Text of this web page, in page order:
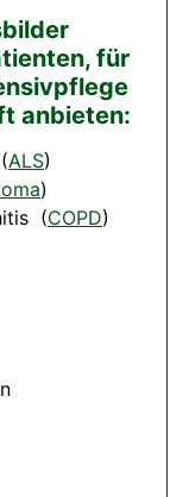
für
anbieten:
ALS)
)
(COPD)